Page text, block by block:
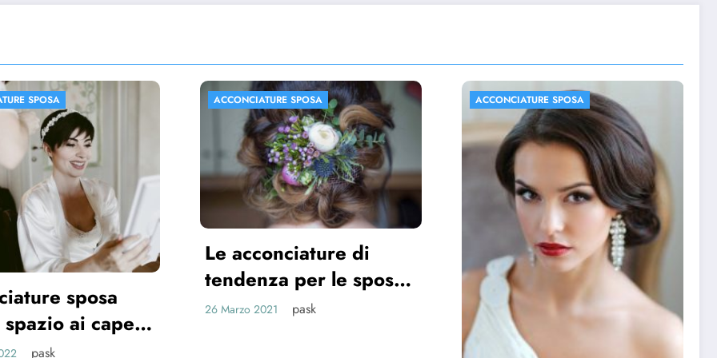
SPOSA
di
per le spose
pask
ACCONCIATURE SPOSA
ACCONCIATURE SPOSA
FOTO MATRIMONIO